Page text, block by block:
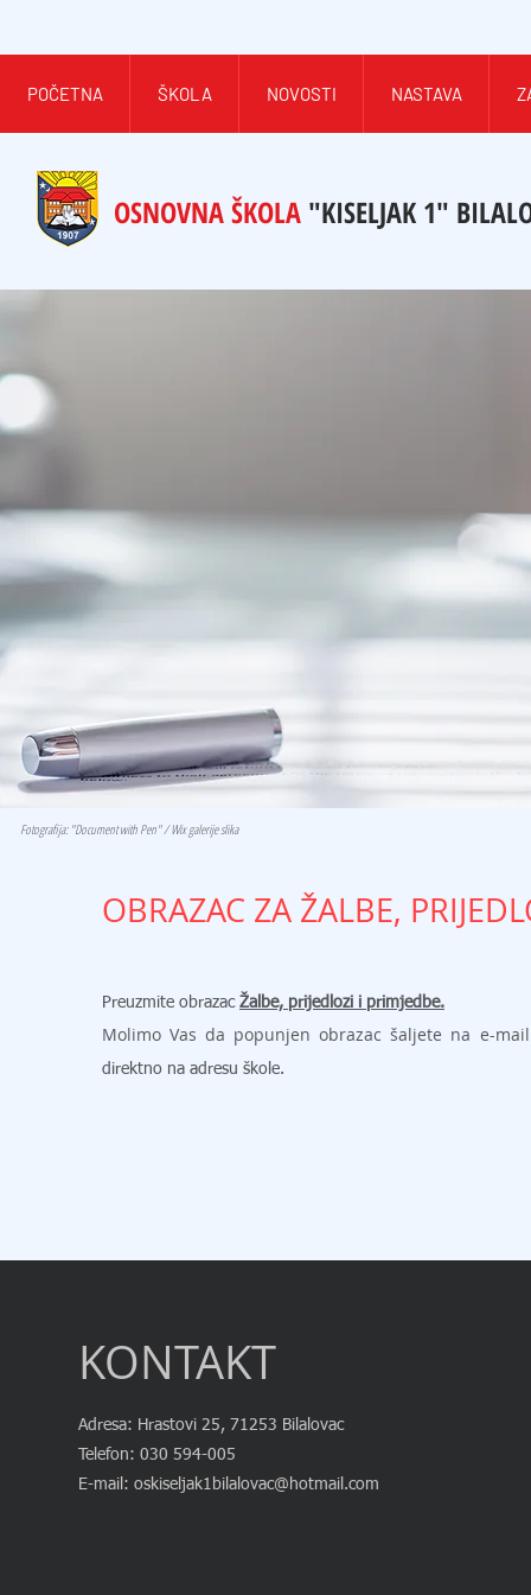
POČETNA ŠKOLA NOVOSTI NASTAVA
OSNOVNA ŠKOLA "KISELJAK 1"
Fotografija: "Document with Pen" / Wix galerije slika
OBRAZAC ZA ŽALBE,
Preuzmite obrazac Žalbe, prijedlozi i primjedbe.
Molimo Vas da popunjen obrazac šaljete na e-
direktno na adresu škole.
KONTAKT
Adresa: Hrastovi 25, 71253 Bilalovac
Telefon: 030 594-005
E-mail: oskiseljak1bilalovac@hotmail.com